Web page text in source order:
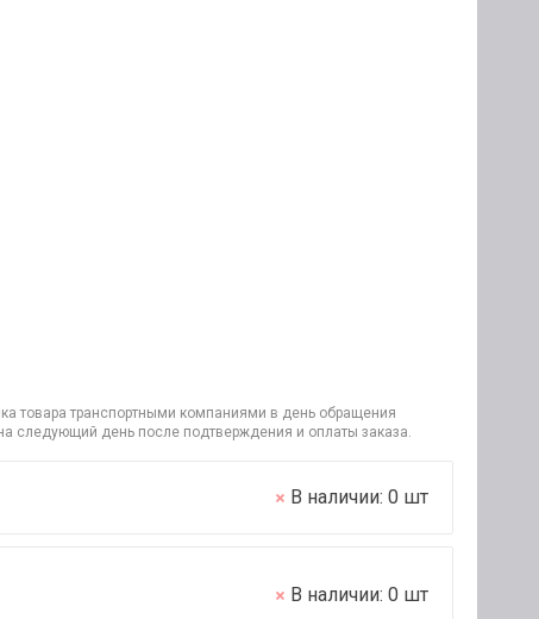
товара транспортными компаниями в день обращения
следующий день после подтверждения и оплаты заказа.
В наличии: 0 шт
В наличии: 0 шт